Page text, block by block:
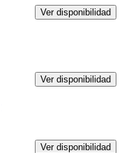
Ver disponibilidad
Ver disponibilidad
Ver disponibilidad